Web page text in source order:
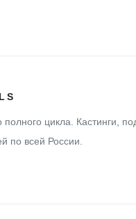
полного цикла. Кастинги,
по всей России.